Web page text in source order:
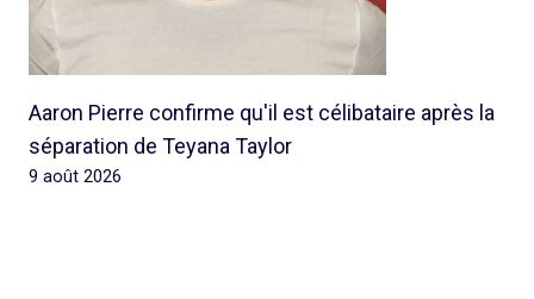
Aaron Pierre confirme qu'il est célibataire après la
séparation de Teyana Taylor
9 août 2026